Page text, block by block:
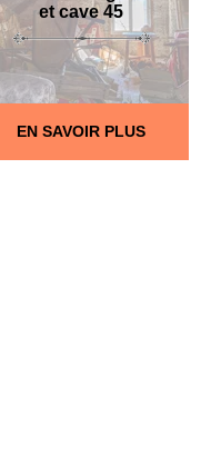
et cave 45
EN SAVOIR PLUS